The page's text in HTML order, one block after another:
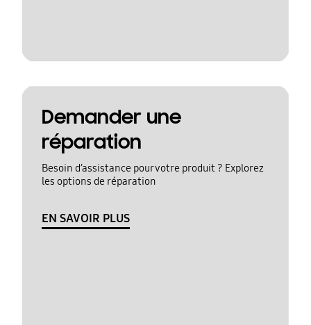
Demander une
réparation
Besoin d’assistance pour votre produit ? Explorez
les options de réparation
EN SAVOIR PLUS